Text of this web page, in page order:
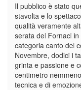
Il pubblico è stato
stavolta e lo
qualità veramente
serata del Fornaci
categoria canto del
Novembre, dodici i
grinta e passione e
centimetro
tecnica e di